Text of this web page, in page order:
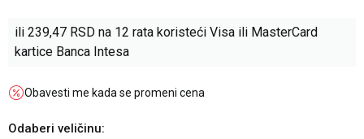
ili 239,47 RSD na 12 rata koristeći Visa ili MasterCard
kartice Banca Intesa
Obavesti me kada se promeni cena
Odaberi veličinu: